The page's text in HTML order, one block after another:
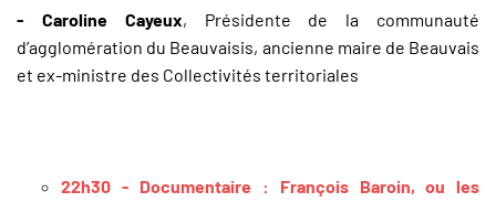
- Caroline Cayeux, Présidente de la communauté
d’agglomération du Beauvaisis, ancienne maire de Beauvais
et ex-ministre des Collectivités territoriales
22h30 - Documentaire : François Baroin, ou les